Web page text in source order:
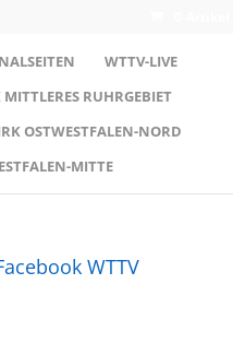
WTTV-LIVE
MITTLERES RUHRGEBIET
OSTWESTFALEN-NORD
MITTE
WTTV